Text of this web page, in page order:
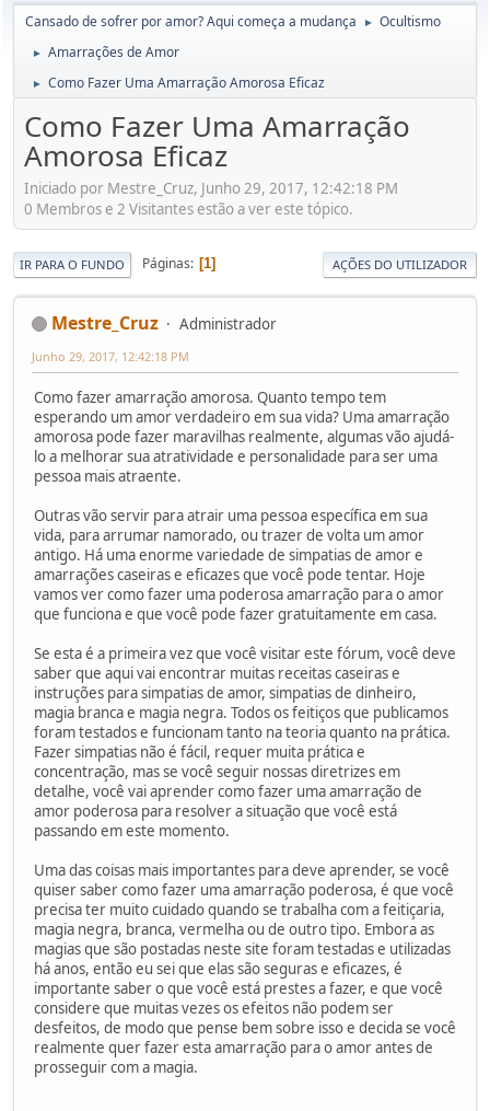
Cansado de sofrer por amor? Aqui começa a mudança ► Ocultismo
► Amarrações de Amor
► Como Fazer Uma Amarração Amorosa Eficaz
Como Fazer Uma Amarração
Amorosa Eficaz
Iniciado por Mestre_Cruz, Junho 29, 2017, 12:42:18 PM
0 Membros e 2 Visitantes estão a ver este tópico.
IR PARA O FUNDO Páginas 1 AÇÕES DO UTILIZADOR
Mestre_Cruz Administrador
Junho 29, 2017, 12:42:18 PM
Como fazer amarração amorosa. Quanto tempo tem
esperando um amor verdadeiro em sua vida? Uma amarração
amorosa pode fazer maravilhas realmente, algumas vão ajudá-
lo a melhorar sua atratividade e personalidade para ser uma
pessoa mais atraente.
Outras vão servir para atrair uma pessoa específica em sua
vida, para arrumar namorado, ou trazer de volta um amor
antigo. Há uma enorme variedade de simpatias de amor e
amarrações caseiras e eficazes que você pode tentar. Hoje
vamos ver como fazer uma poderosa amarração para o amor
que funciona e que você pode fazer gratuitamente em casa.
Se esta é a primeira vez que você visitar este fórum, você deve
saber que aqui vai encontrar muitas receitas caseiras e
instruções para simpatias de amor, simpatias de dinheiro,
magia branca e magia negra. Todos os feitiços que publicamos
foram testados e funcionam tanto na teoria quanto na prática.
Fazer simpatias não é fácil, requer muita prática e
concentração, mas se você seguir nossas diretrizes em
detalhe, você vai aprender como fazer uma amarração de
amor poderosa para resolver a situação que você está
passando em este momento.
Uma das coisas mais importantes para deve aprender, se você
quiser saber como fazer uma amarração poderosa, é que você
precisa ter muito cuidado quando se trabalha com a feitiçaria,
magia negra, branca, vermelha ou de outro tipo. Embora as
magias que são postadas neste site foram testadas e utilizadas
há anos, então eu sei que elas são seguras e eficazes, é
importante saber o que você está prestes a fazer, e que você
considere que muitas vezes os efeitos não podem ser
desfeitos, de modo que pense bem sobre isso e decida se você
realmente quer fazer esta amarração para o amor antes de
prosseguir com a magia.